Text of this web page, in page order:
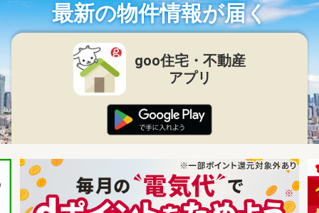
最新の物件情報が届く
goo住宅・不動産
アプリ